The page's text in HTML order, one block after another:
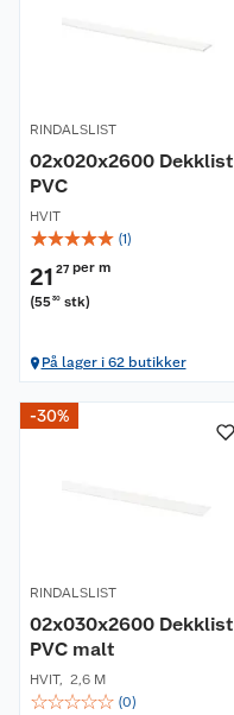
RINDALSLIST
02x020x2600 Dekklist
PVC
HVIT
☆☆☆☆☆ (1)
21 27 per m
(5530 stk)
På lager i 62 butikker
-30%
RINDALSLIST
02x030x2600 Dekklist
PVC malt
HVIT, 2,6 M
☆☆☆☆☆ (0)